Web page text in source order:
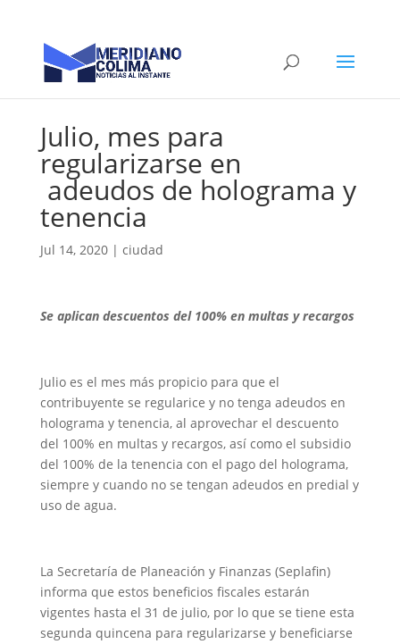
Julio, mes para
regularizarse en
adeudos de holograma y
tenencia
Jul 14, 2020| ciudad
Se aplican descuentos del 100% en multas y recargos
Julio es el mes más propicio para que el
contribuyente se regularice y no tenga adeudos en
holograma y tenencia, al aprovechar el descuento
del 100% en multas y recargos, así como el subsidio
del 100% de la tenencia con el pago del holograma,
siempre y cuando no se tengan adeudos en predial y
uso de agua.
La Secretaría de Planeación y Finanzas (Seplafin)
informa que estos beneficios fiscales estarán
vigentes hasta el 31 de julio, por lo que se tiene esta
segunda quincena para regularizarse y beneficiarse